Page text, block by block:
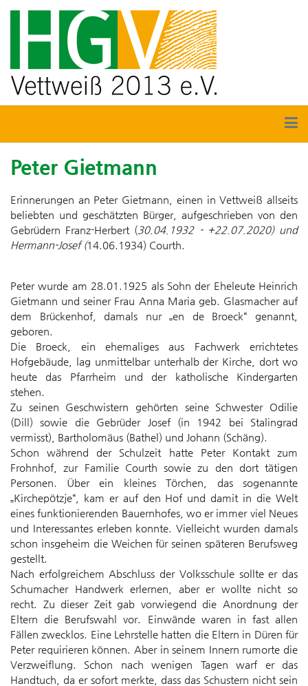
Peter Gietmann
Erinnerungen an Peter Gietmann, einen in Vettweiß allseits
beliebten und geschätzten Bürger, aufgeschrieben von den
Gebrüdern Franz-Herbert ( 30.04.1932 - +22.07.2020) und
Hermann-Josef (14.06.1934) Courth.
Peter wurde am 28.01.1925 als Sohn der Eheleute Heinrich
Gietmann und seiner Frau Anna Maria geb. Glasmacher auf
dem Brückenhof, damals nur „en de Broeck“ genannt,
geboren.
Die Broeck, ein ehemaliges aus Fachwerk errichtetes
Hofgebäude, lag unmittelbar unterhalb der Kirche, dort wo
heute das Pfarrheim und der katholische Kindergarten
stehen.
Zu seinen Geschwistern gehörten seine Schwester Odilie
(Dill) sowie die Gebrüder Josef (in 1942 bei Stalingrad
vermisst), Bartholomäus (Bathel) und Johann (Schäng).
Schon während der Schulzeit hatte Peter Kontakt zum
Frohnhof, zur Familie Courth sowie zu den dort tätigen
Personen. Über ein kleines Törchen, das sogenannte
„Kirchepötzje“, kam er auf den Hof und damit in die Welt
eines funktionierenden Bauernhofes, wo er immer viel Neues
und Interessantes erleben konnte. Vielleicht wurden damals
schon insgeheim die Weichen für seinen späteren Berufsweg
gestellt.
Nach erfolgreichem Abschluss der Volksschule sollte er das
Schumacher Handwerk erlernen, aber er wollte nicht so
recht. Zu dieser Zeit gab vorwiegend die Anordnung der
Eltern die Berufswahl vor. Einwände waren in fast allen
Fällen zwecklos. Eine Lehrstelle hatten die Eltern in Düren für
Peter requirieren können. Aber in seinem Innern rumorte die
Verzweiflung. Schon nach wenigen Tagen warf er das
Handtuch, da er sofort merkte, dass das Schustern nicht sein